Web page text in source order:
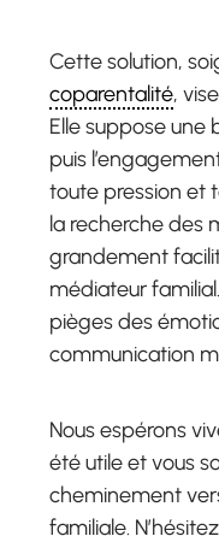
Cette solution,
coparentalité,
Elle suppose une
puis
toute pression et
la recherche des
grandement
médiateur
pièges des
communication
Nous espérons
été utile et vous
cheminement
familiale.